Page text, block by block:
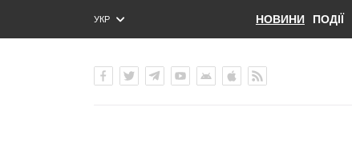
УКР
ENG
НОВИНИ ПОДІЇ